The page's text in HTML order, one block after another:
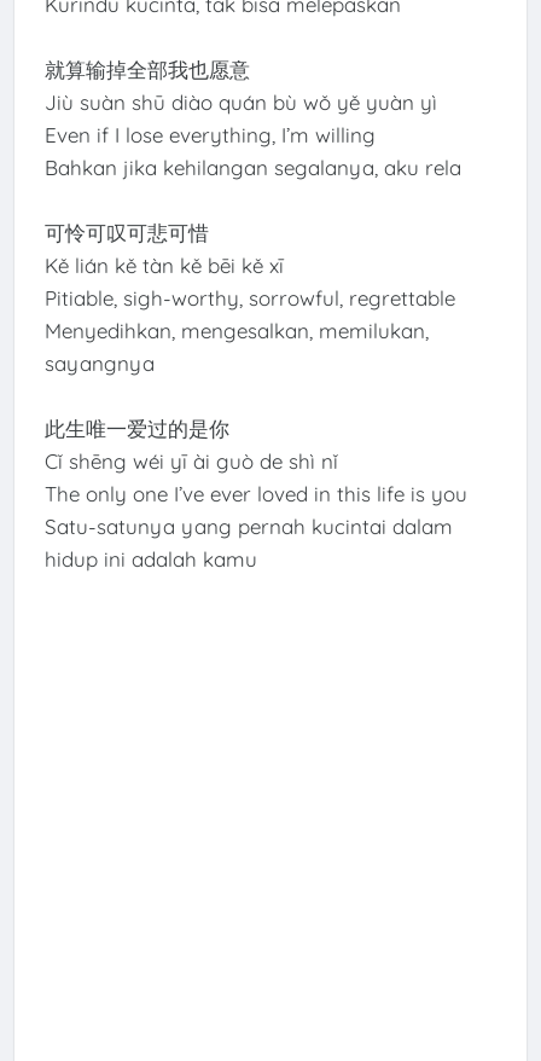
就算输掉全部我也愿意
Jiù suàn shū diào quán bù wǒ yě yuàn yì
Even if I lose everything, I’m willing
Bahkan jika kehilangan segalanya, aku rela
可怜可叹可悲可惜
Kě lián kě tàn kě bēi kě xī
Pitiable, sigh-worthy, sorrowful, regrettable
Menyedihkan, mengesalkan, memilukan,
sayangnya
此生唯一爱过的是你
Cǐ shēng wéi yī ài guò de shì nǐ
The only one I’ve ever loved in this life is you
Satu-satunya yang pernah kucintai dalam
hidup ini adalah kamu